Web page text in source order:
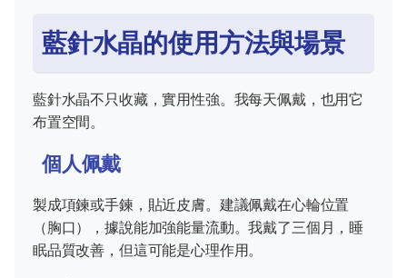
藍針水晶的使用方法與場景
藍針水晶不只收藏，實用性強。我每天佩戴，也用它
布置空間。
個人佩戴
製成項鍊或手鍊，貼近皮膚。建議佩戴在心輪位置
（胸口），據說能加強能量流動。我戴了三個月，睡
眠品質改善，但這可能是心理作用。